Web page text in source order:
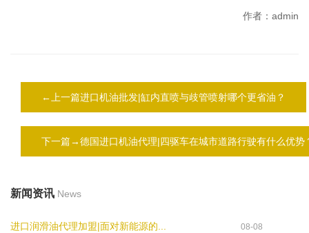
作者：admin
←上一篇进口机油批发|缸内直喷与歧管喷射哪个更省油？
下一篇→德国进口机油代理|四驱车在城市道路行驶有什么优势
新闻资讯 News
进口润滑油代理加盟|面对新能源的... 08-08